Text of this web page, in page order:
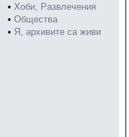
• Хоби, Развлечения
• Общества
• Я, архивите са живи